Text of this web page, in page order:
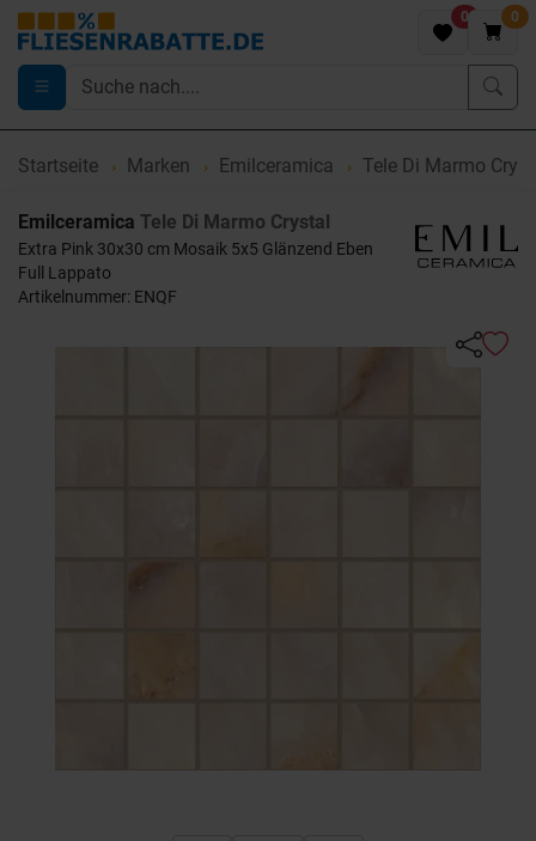
0 0
Startseite Marken Emilceramica Tele Di Marmo
Emilceramica Tele Di Marmo Crystal
Extra Pink 30x30 cm Mosaik 5x5 Glänzend Eben
Full Lappato
Artikelnummer: ENQF